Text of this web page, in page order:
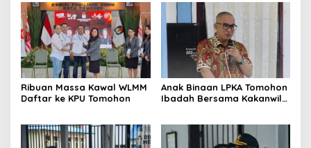
Ribuan Massa Kawal WLMM
Daftar ke KPU Tomohon
Anak Binaan LPKA Tomohon
Ibadah Bersama Kakanwil